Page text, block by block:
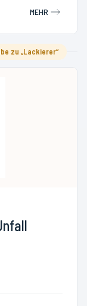
MEHR
zu „Lackierer“